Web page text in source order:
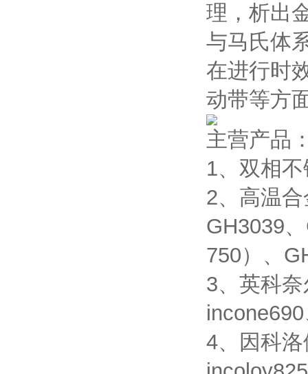
理，析出
与马氏体
在进行时
动带等方
主营产品
1、双相
2、高温
GH3039
750）、
3、英科
4、因科